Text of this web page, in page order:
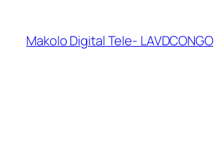
Makolo Digital Tele- LAVDCONGO